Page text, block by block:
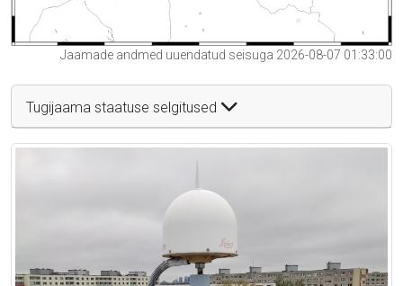
Jaamade andmed uuendatud seisuga 2026-08-07 01:33:00
Tugijaama staatuse selgitused